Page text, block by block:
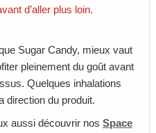
d’aller plus loin.
Sugar Candy, mieux vaut
pleinement du goût avant
Quelques inhalations
direction du produit.
aussi découvrir nos Space